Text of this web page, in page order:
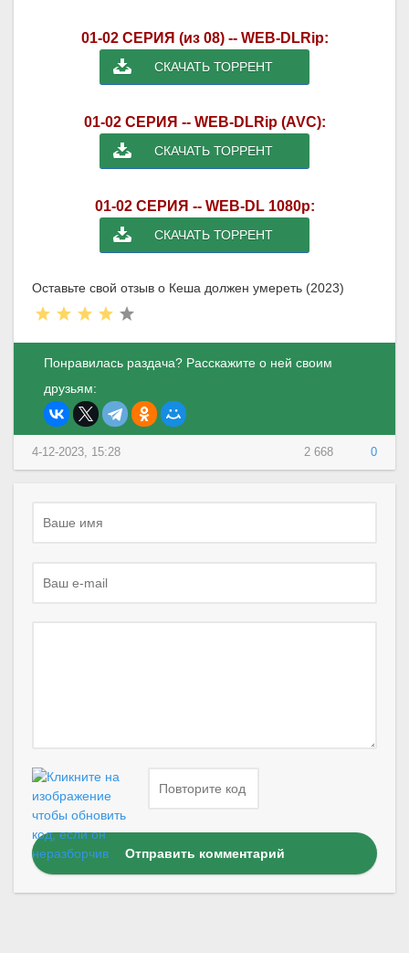
01-02 СЕРИЯ (из 08) -- WEB-DLRip:
СКАЧАТЬ ТОРРЕНТ
01-02 СЕРИЯ -- WEB-DLRip (AVC):
СКАЧАТЬ ТОРРЕНТ
01-02 СЕРИЯ -- WEB-DL 1080p:
СКАЧАТЬ ТОРРЕНТ
Оставьте свой отзыв о Кеша должен умереть (2023)
Понравилась раздача? Расскажите о ней своим
друзьям:
2 668 0
4-12-2023, 15:28
Отправить комментарий